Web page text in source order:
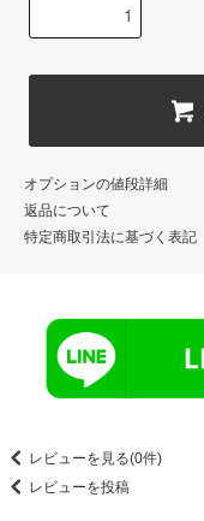
オプションの値段詳細
返品について
特定商取引法に基づく表記
レビューを見る(0件)
レビューを投稿